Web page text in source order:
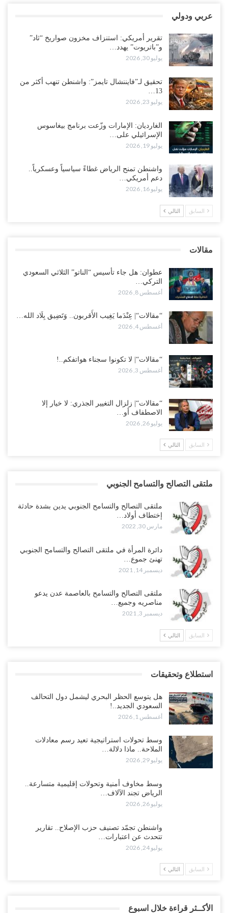
أغسطس 4, 2026
مدير مكتب العليمي يقدم استقالته.. والخلافات تعصف بالرئاسي وصراع
محتدم على خليفته..!
أغسطس 4, 2026
بالتهريب وعينه على المحافظ..!
أغسطس 4, 2026
تعيد تحشيد قواتها في أهم سواحل اليمن على البحر…
أغسطس 4, 2026
“الضالع“| حملة اجتثاث سعودية لأذرع الزبيدي من معقله الأبرز..!
هِيَ الحِضْنُ الدَّافِئُ…
عربي ودولي
تقرير أمريكي: استنزاف مخزون صواريخ “ثاد”
و”باتريوت” يهدد…
يوليو 30, 2026
تحقيق لـ”فايننشال تايمز”: واشنطن تنهب أكثر من
13…
يوليو 23, 2026
الغارديان: الإمارات وزّعت برنامج بيغاسوس
الإسرائيلي على…
يوليو 19, 2026
واشنطن تمنح الرياض غطاءً سياسياً وعسكرياً..
دعم أمريكي…
يوليو 16, 2026
السابق التالي
مقالات
عطوان: هل جاء تأسيس “الناتو” الثلاثي السعودي
التركي…
أغسطس 8, 2026
“مقالات“| عِنْدَما يَغِيب الأَقربون.. وَتَضِيق بِلَاد الله…
أغسطس 4, 2026
“مقالات“| لا تكونوا سجناء هواتفكم..!
أغسطس 3, 2026
“مقالات“| زلزال التغيير الجذري: لا خيار إلا
الاصطفاف أو…
يوليو 26, 2026
السابق التالي
ملتقى التصالح والتسامح الجنوبي
ملتقى التصالح والتسامح الجنوبي يدين بشدة حادثة
إختطاف أولاد…
مارس 30, 2022
دائرة المرأة في ملتقى التصالح والتسامح الجنوبي
تهنئ جموع…
ديسمبر 14, 2021
ملتقى التصالح والتسامح بالعاصمة عدن يدعو
مناصريه وجميع…
ديسمبر 3, 2021
السابق التالي
استطلاع وتحقيقات
هل يتوسع الحظر البحري ليشمل دول التحالف
السعودي الجديد..!
أغسطس 1, 2026
وسط تحولات استراتيجية تعيد رسم معادلات
الملاحة.. ماذا دلالة…
يوليو 29, 2026
وسط مخاوف أمنية وتحولات إقليمية متسارعة..
الرياض تجند الآلاف…
يوليو 26, 2026
واشنطن تجمّد تصنيف حزب الإصلاح.. تقارير
تتحدث عن اعتبارات…
يوليو 24, 2026
السابق التالي
الأكــثر قراءة خلال اسبوع